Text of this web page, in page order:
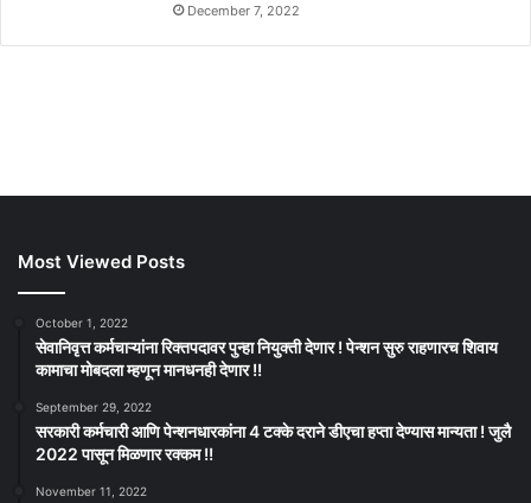
December 7, 2022
Most Viewed Posts
October 1, 2022
सेवानिवृत्त कर्मचाऱ्यांना रिक्तपदावर पुन्हा नियुक्ती देणार ! पेन्शन सुरु राहणारच शिवाय
कामाचा मोबदला म्हणून मानधनही देणार !!
September 29, 2022
सरकारी कर्मचारी आणि पेन्शनधारकांना 4 टक्के दराने डीएचा हप्ता देण्यास मान्यता ! जुलै
2022 पासून मिळणार रक्कम !!
November 11, 2022